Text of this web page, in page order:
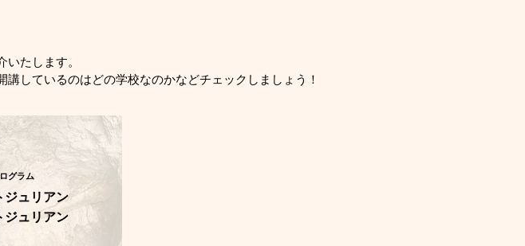
たします。
しているのはどの学校なのかなどチェックしましょう！
グラム
ジュリアン
ジュリアン